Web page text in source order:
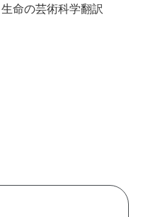
命の芸術科学翻訳